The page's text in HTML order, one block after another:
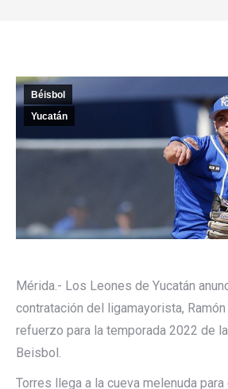
Béisbol
Yucatán
Mérida.- Los Leones de Yucatán
contratación del ligamayorista,
refuerzo para la temporada 2022 de
Beisbol.
Torres llega a la cueva melenuda